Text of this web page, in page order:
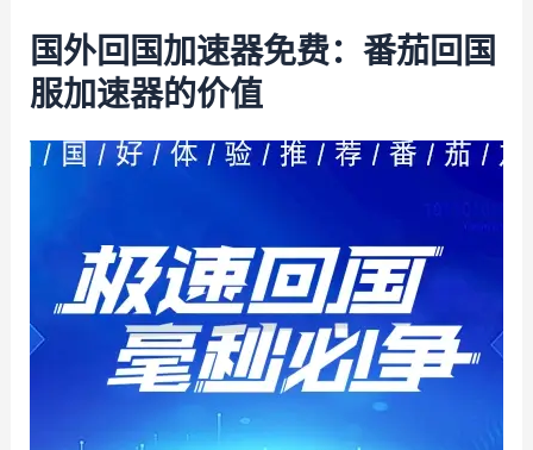
国外回国加速器免费：番茄回国
服加速器的价值